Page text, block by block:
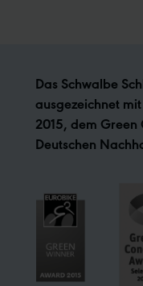
Das Schwalbe
ausgezeichnet
2015, dem
Deutschen